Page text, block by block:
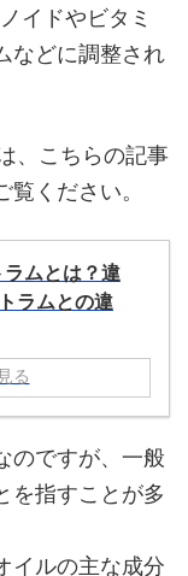
イドやビタミ
などに調整され
、こちらの記事
ください。
ムとは？違
ラムとの違
る
のですが、一般
を指すことが多
イルの主な成分